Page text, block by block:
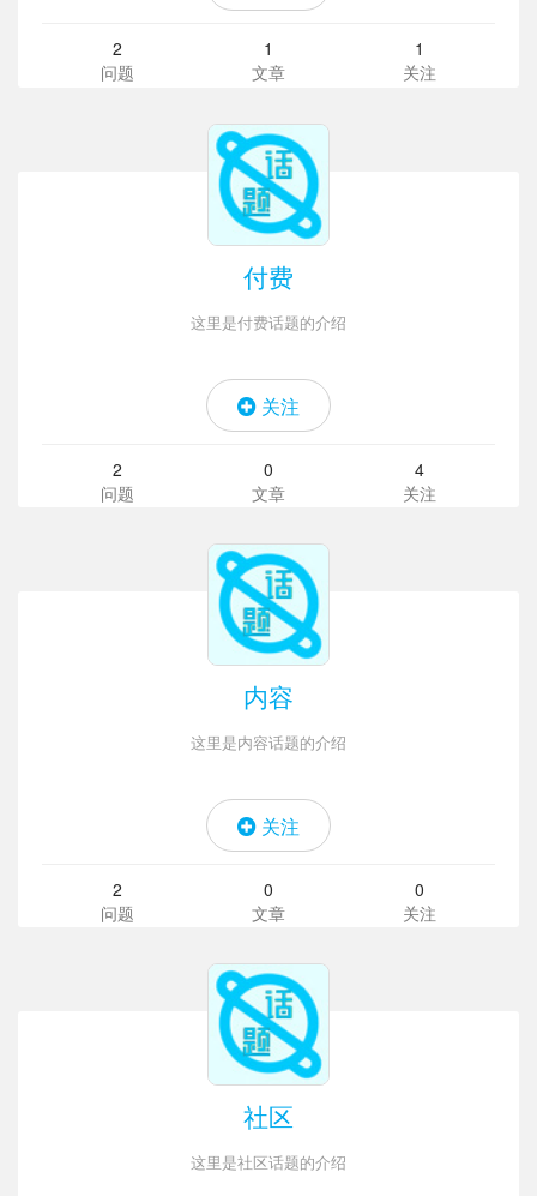
2
问题
1
文章
1
关注
付费
这里是付费话题的介绍
关注
2
问题
0
文章
4
关注
内容
这里是内容话题的介绍
关注
2
问题
0
文章
0
关注
社区
这里是社区话题的介绍